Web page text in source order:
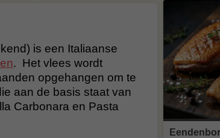
is een Italiaanse
. Het vlees wordt
opgehangen om te
aan de basis staat van
Carbonara en Pasta